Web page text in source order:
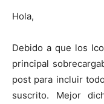
Hola,
Debido a que los
principal
post para incluir
suscrito. Mejor